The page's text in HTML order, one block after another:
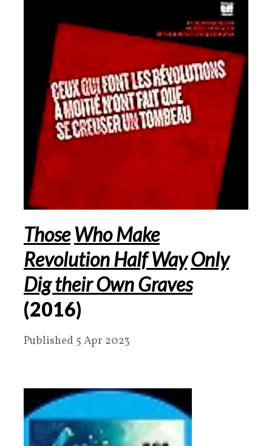
Those Who Make
Revolution Half WayOnly
Dig their Own Graves
(2016)
Published 5 Apr 2023